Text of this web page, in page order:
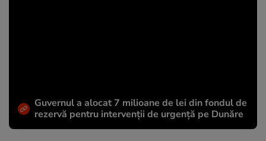
Guvernul a alocat 7 milioane de lei din fondul de
rezervă pentru intervenții de urgență pe Dunăre